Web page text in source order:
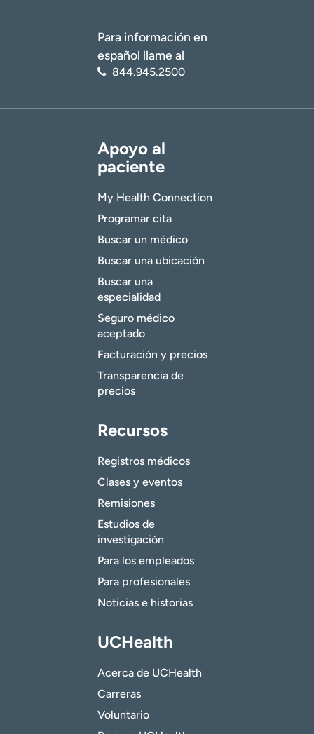
Para información en
español llame al
844.945.2500
Apoyo al
paciente
My Health Connection
Programar cita
Buscar un médico
Buscar una ubicación
Buscar una
especialidad
Seguro médico
aceptado
Facturación y precios
Transparencia de
precios
Recursos
Registros médicos
Clases y eventos
Remisiones
Estudios de
investigación
Para los empleados
Para profesionales
Noticias e historias
UCHealth
Acerca de UCHealth
Carreras
Voluntario